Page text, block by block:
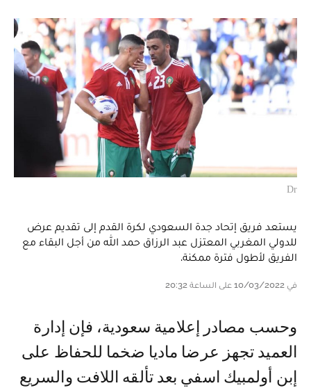
Dr
يستعد فريق إتحاد جدة السعودي لكرة القدم إلى تقديم عرض
للدولي المغربي المعتزل عبد الرزاق حمد الله من أجل البقاء مع
الفريق لأطول فترة ممكنة.
في 10/03/2022 على الساعة 20:32
وحسب مصادر إعلامية سعودية، فإن إدارة
العميد تجهز عرضا ماديا ضخما للحفاظ على
إبن أولمبيك اسفي بعد تألقه اللافت والسريع